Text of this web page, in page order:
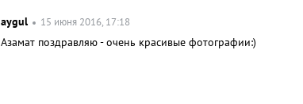
aygul 15 июня 2016, 17:18
Азамат поздравляю - очень красивые фотографии:)